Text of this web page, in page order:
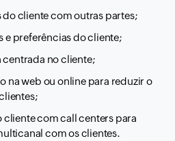
cliente com outras partes;
e preferências do cliente;
no cliente;
na web ou online para reduzir o
cliente com call centers para
com os clientes.